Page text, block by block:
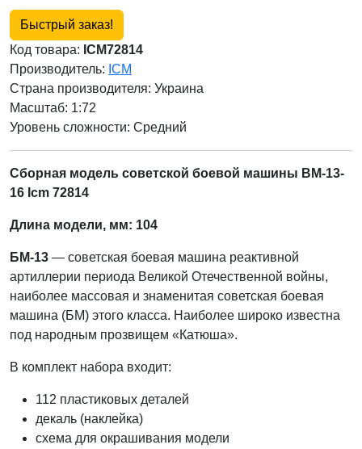
Быстрый заказ!
Код товара: ICM72814
Производитель: ICM
Страна производителя: Украина
Масштаб: 1:72
Уровень сложности: Cредний
Сборная модель советской боевой машины BM-13-
16 Icm 72814
Длина модели, мм: 104
БМ-13 — советская боевая машина реактивной
артиллерии периода Великой Отечественной войны,
наиболее массовая и знаменитая советская боевая
машина (БМ) этого класса. Наиболее широко известна
под народным прозвищем «Катюша».
В комплект набора входит:
112 пластиковых деталей
декаль (наклейка)
схема для окрашивания модели